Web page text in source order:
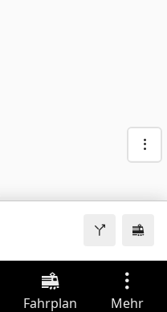
Fahrplan Mehr